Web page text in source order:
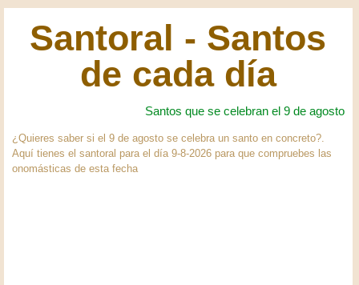
Santoral - Santos
de cada día
Santos que se celebran el 9 de agosto
¿Quieres saber si el 9 de agosto se celebra un santo en concreto?.
Aquí tienes el santoral para el día 9-8-2026 para que compruebes las
onomásticas de esta fecha